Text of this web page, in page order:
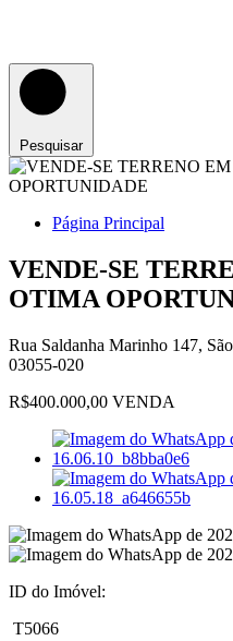
Pesquisar
Página Principal
VENDE-SE
OTIMA
Rua Saldanha Marinho 147,
03055-020
R$400.000,00 VENDA
ID do Imóvel:
T5066